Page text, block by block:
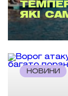
ЯКІ
НОВИНИ